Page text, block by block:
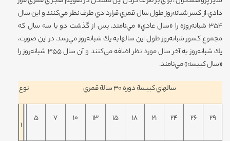
دادي از كسر شبانه‌روز طول سال قمري قراردادي طرف نظر مي‌كنند و اين سال
354 شبانه‌روزه را «سال عادي» مي‌نامند. پس از گذشت دو يا سه سال كه
مجموع كسور شبانه‌روز طول اين سالها به يك شبانه‌روز مي‌رسد. در اين صورت،
يك شبانه‌روز به آخر سال مورد نظر اضافه مي‌كنند و آن سال 355 شبانه‌روز را
«سال كبيسه» مي‌نامند.
سالهاي كبيسة دوره 30 سالة قمري نوع
29
26
24
21
18
15
13
10
7
5
1